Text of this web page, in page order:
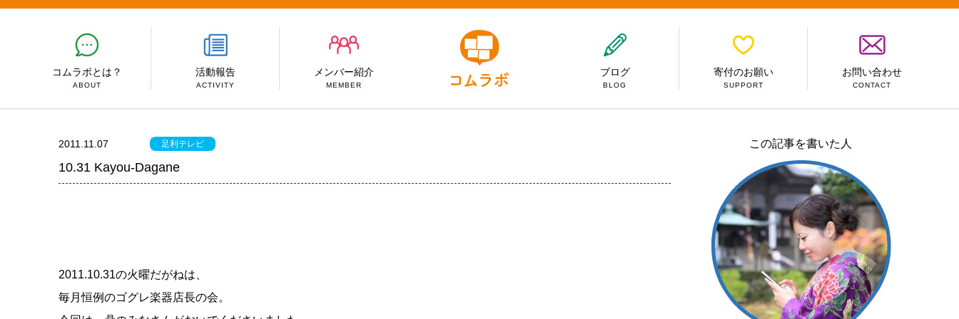
コムラボとは？
ABOUT
活動報告
ACTIVITY
メンバー紹介
MEMBER
ブログ
BLOG
寄付のお願い
SUPPORT
お問い合わせ
CONTACT
2011.11.07 足利テレビ
10.31 Kayou-Dagane
2011.10.31の火曜だがねは、
毎月恒例のゴグレ楽器店長の会。
この記事を書いた人